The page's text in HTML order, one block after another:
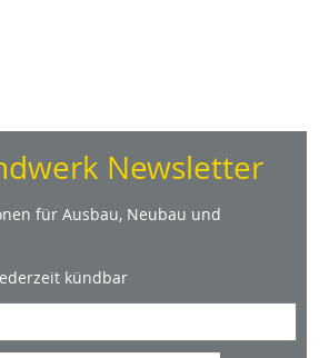
Newsletter
für Ausbau, Neubau und
kündbar